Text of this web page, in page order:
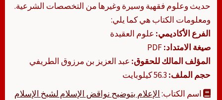
حديث وعلوم فقهية وسيرة وغيرها من التخصصات الشرعية.
ومعلومات الكتاب هي كما يلي:
الفرع الأكاديمي: علوم العقيدة
صيغة الامتداد:
المؤلف المالك للحقوق: عبد العزيز بن مرزوق الطريفي
حجم الملف:
اسم الكتاب:الإعلام بتوضيح نواقض الإسلام لشيخ الإسلام